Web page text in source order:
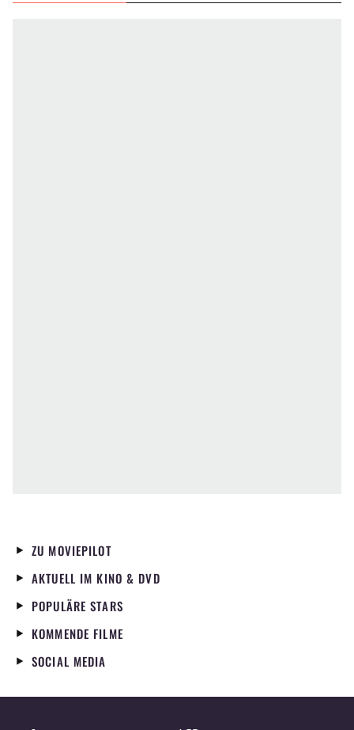
ZU MOVIEPILOT
AKTUELL IM KINO & DVD
POPULÄRE STARS
KOMMENDE FILME
SOCIAL MEDIA